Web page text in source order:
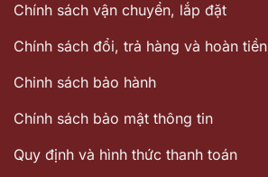
Chính sách vận chuyển, lắp đặt
Chính sách đổi, trả hàng và hoàn tiền
Chinh sách bảo hành
Chính sách bảo mật thông tin
Quy định và hình thức thanh toán